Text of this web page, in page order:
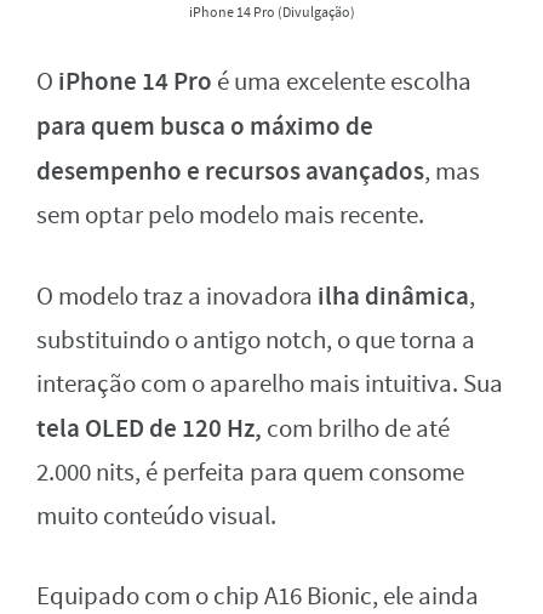
iPhone 14 Pro (Divulgação)
O iPhone 14 Pro é uma excelente escolha
para quem busca o máximo de
desempenho e recursos avançados, mas
sem optar pelo modelo mais recente.
O modelo traz a inovadora ilha dinâmica,
substituindo o antigo notch, o que torna a
interação com o aparelho mais intuitiva. Sua
tela OLED de 120 Hz, com brilho de até
2.000 nits, é perfeita para quem consome
muito conteúdo visual.
Equipado com o chip A16 Bionic, ele ainda